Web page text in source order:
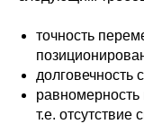
точность
долговечность
т.е. отсутствие